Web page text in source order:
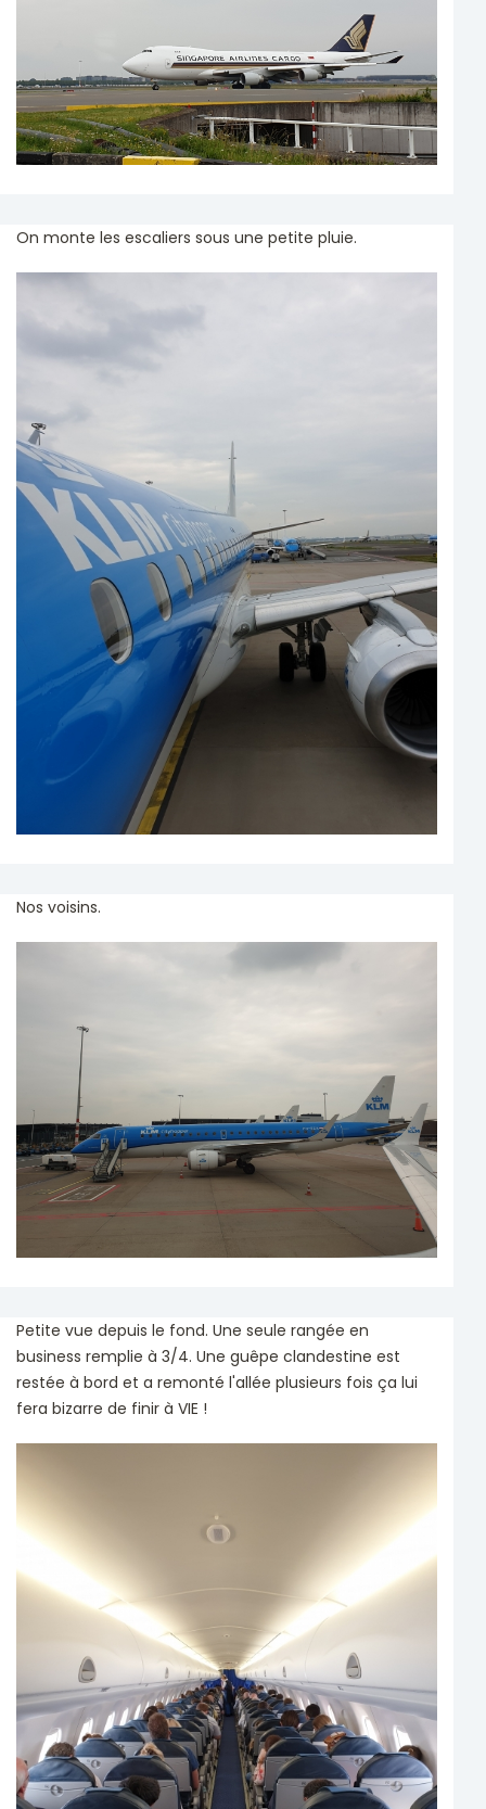
On monte les escaliers sous une petite pluie.
Nos voisins.
Petite vue depuis le fond. Une seule rangée en
business remplie à 3/4. Une guêpe clandestine est
restée à bord et a remonté l'allée plusieurs fois ça lui
fera bizarre de finir à VIE !